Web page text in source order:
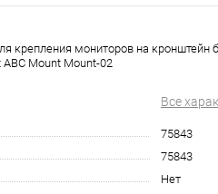
крепления мониторов на кронштейн
ABC Mount Mount-02
Все
75843
75843
Нет